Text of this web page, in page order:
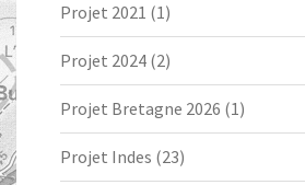
Projet 2021 (1)
Projet 2024 (2)
Projet Bretagne 2026 (1)
Projet Indes (23)